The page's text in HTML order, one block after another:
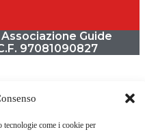
come i cookie per
Guide
97081090827